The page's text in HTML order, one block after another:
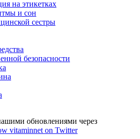
на этикетках
и сон
сестры
безопасности
обновлениями через